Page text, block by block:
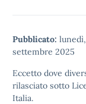
Pubblicato:
settembre 2025
Eccetto dove
rilasciato sotto
Italia.